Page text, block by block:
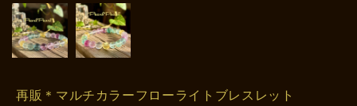
再販＊マルチカラーフローライトブレスレット